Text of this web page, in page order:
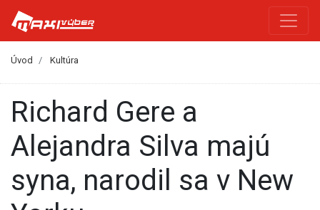
Úvod Kultúra
Richard Gere a
Alejandra Silva majú
syna, narodil sa v New